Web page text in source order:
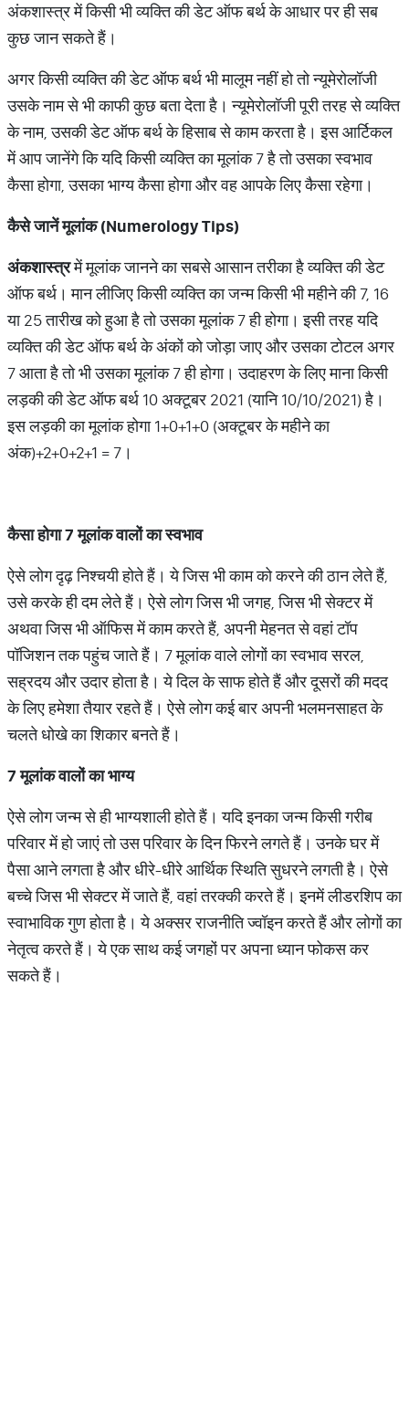
अंकशास्त्र में किसी भी व्यक्ति की डेट ऑफ बर्थ के आधार पर ही सब
कुछ जान सकते हैं।
अगर किसी व्यक्ति की डेट ऑफ बर्थ भी मालूम नहीं हो तो न्यूमेरोलॉजी
उसके नाम से भी काफी कुछ बता देता है। न्यूमेरोलॉजी पूरी तरह से व्यक्ति
के नाम, उसकी डेट ऑफ बर्थ के हिसाब से काम करता है। इस आर्टिकल
में आप जानेंगे कि यदि किसी व्यक्ति का मूलांक 7 है तो उसका स्वभाव
कैसा होगा, उसका भाग्य कैसा होगा और वह आपके लिए कैसा रहेगा।
कैसेजानेंमूलांक (Numerology Tips)
अंकशास्त्रमें मूलांक जानने का सबसे आसान तरीका है व्यक्ति की डेट
ऑफ बर्थ। मान लीजिए किसी व्यक्ति का जन्म किसी भी महीने की 7, 16
या 25 तारीख को हुआ है तो उसका मूलांक 7 ही होगा। इसी तरह यदि
व्यक्ति की डेट ऑफ बर्थ के अंकों को जोड़ा जाए और उसका टोटल अगर
7 आता है तो भी उसका मूलांक 7 ही होगा। उदाहरण के लिए माना किसी
लड़की की डेट ऑफ बर्थ 10 अक्टूबर 2021 (यानि 10/10/2021) है।
इस लड़की का मूलांक होगा 1+0+1+0 (अक्टूबर के महीने का
अंक)+2+0+2+1 = 7।
कैसाहोगा7मूलांकवालोंकास्वभाव
ऐसे लोग दृढ़ निश्चयी होते हैं। ये जिस भी काम को करने की ठान लेते हैं,
उसे करके ही दम लेते हैं। ऐसे लोग जिस भी जगह, जिस भी सेक्टर में
अथवा जिस भी ऑफिस में काम करते हैं, अपनी मेहनत से वहां टॉप
पॉजिशन तक पहुंच जाते हैं। 7 मूलांक वाले लोगों का स्वभाव सरल,
सह्रदय और उदार होता है। ये दिल के साफ होते हैं और दूसरों की मदद
के लिए हमेशा तैयार रहते हैं। ऐसे लोग कई बार अपनी भलमनसाहत के
चलते धोखे का शिकार बनते हैं।
7 मूलांकवालोंकाभाग्य
ऐसे लोग जन्म से ही भाग्यशाली होते हैं। यदि इनका जन्म किसी गरीब
परिवार में हो जाएं तो उस परिवार के दिन फिरने लगते हैं। उनके घर में
पैसा आने लगता है और धीरे-धीरे आर्थिक स्थिति सुधरने लगती है। ऐसे
बच्चे जिस भी सेक्टर में जाते हैं, वहां तरक्की करते हैं। इनमें लीडरशिप का
स्वाभाविक गुण होता है। ये अक्सर राजनीति ज्वॉइन करते हैं और लोगों का
नेतृत्व करते हैं। ये एक साथ कई जगहों पर अपना ध्यान फोकस कर
सकते हैं।